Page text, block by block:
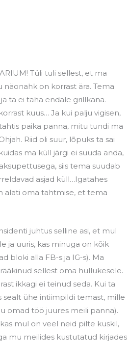
Tüli tuli sellest, et ma
on korrast ära. Tema
ta ei taha endale grillkana.
kuus… Ja kui palju vigisen,
paika panna, mitu tundi ma
Riid oli suur, lõpuks ta sai
ma küll järgi ei suuda anda,
siis tema suudab
asjad küll…Igatahes
alati oma tahtmise, et tema
juhtus selline asi, et mul
ja uuris, kas minuga on kõik
bloki alla FB-s ja IG-s). Ma
sellest oma hullukesele.
ikkagi ei teinud seda. Kui ta
sealt ühe intiimpildi temast, mille
omad töö juures meili panna).
mul on veel neid pilte kuskil,
mu meilides kustutatud kirjades